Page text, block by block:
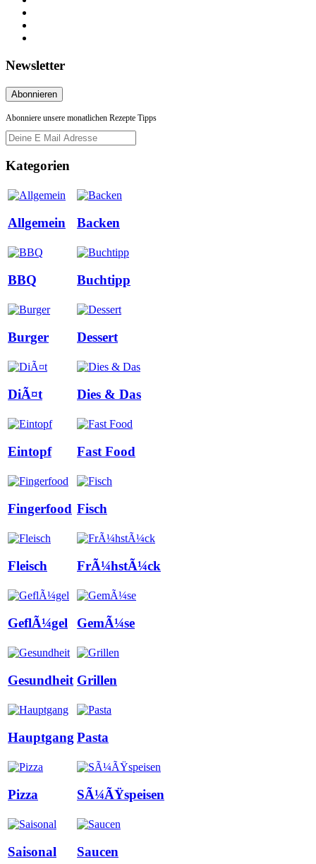
Newsletter
Abonniere unsere monatlichen Rezepte Tipps
Kategorien
Allgemein Backen
BBQ Buchtipp
Burger Dessert
DiÃ¤t Dies & Das
Eintopf Fast Food
Fingerfood Fisch
Fleisch FrÃ¼hstÃ¼ck
GeflÃ¼gel GemÃ¼se
Gesundheit Grillen
Hauptgang Pasta
Pizza SÃ¼ÃŸspeisen
Saisonal Saucen